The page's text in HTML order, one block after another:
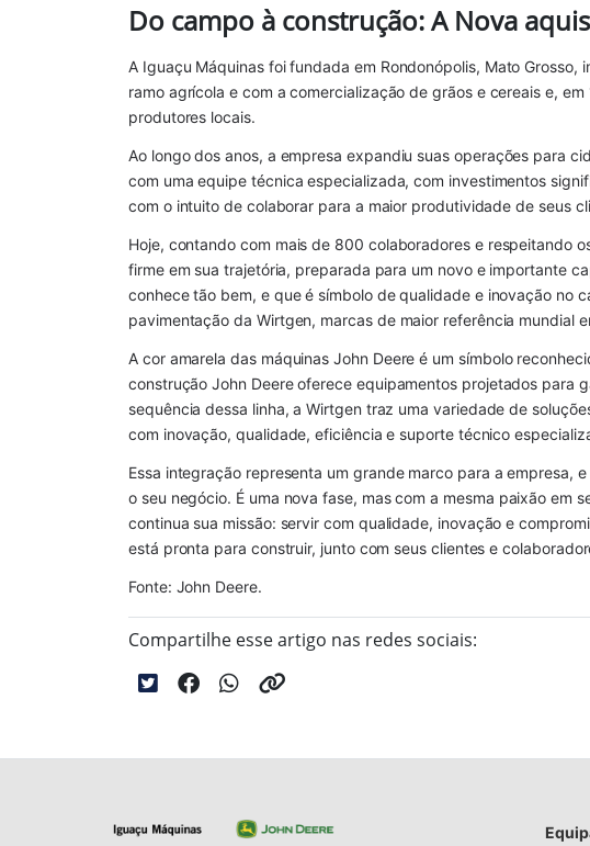
Do campo à construção: A Nova
A Iguaçu Máquinas foi fundada em Rondonópolis, Mato
ramo agrícola e com a comercialização de grãos e cereais e,
produtores locais.
Ao longo dos anos, a empresa expandiu suas operações para
com uma equipe técnica especializada, com investimentos
com o intuito de colaborar para a maior produtividade de seus
Hoje, contando com mais de 800 colaboradores e respeitando
firme em sua trajetória, preparada para um novo e importante
conhece tão bem, e que é símbolo de qualidade e inovação no
pavimentação da Wirtgen, marcas de maior referência
A cor amarela das máquinas John Deere é um símbolo
construção John Deere oferece equipamentos projetados para
sequência dessa linha, a Wirtgen traz uma variedade de
com inovação, qualidade, eficiência e suporte técnico
Essa integração representa um grande marco para a empresa,
o seu negócio. É uma nova fase, mas com a mesma paixão em
continua sua missão: servir com qualidade, inovação e
está pronta para construir, junto com seus clientes e
Fonte: John Deere.
Compartilhe esse artigo nas redes sociais: